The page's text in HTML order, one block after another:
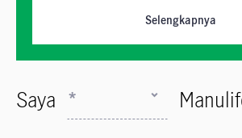
Selengkapnya
Saya *